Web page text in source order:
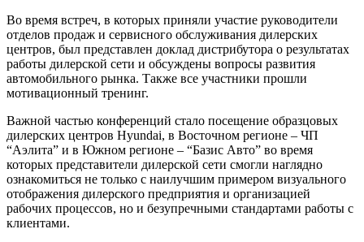
Во время встреч, в которых приняли участие руководители
отделов продаж и сервисного обслуживания дилерских
центров, был представлен доклад дистрибутора о результатах
работы дилерской сети и обсуждены вопросы развития
автомобильного рынка. Также все участники прошли
мотивационный тренинг.
Важной частью конференций стало посещение образцовых
дилерских центров Hyundai, в Восточном регионе – ЧП
“Аэлита” и в Южном регионе – “Базис Авто” во время
которых представители дилерской сети смогли наглядно
ознакомиться не только с наилучшим примером визуального
отображения дилерского предприятия и организацией
рабочих процессов, но и безупречными стандартами работы с
клиентами.